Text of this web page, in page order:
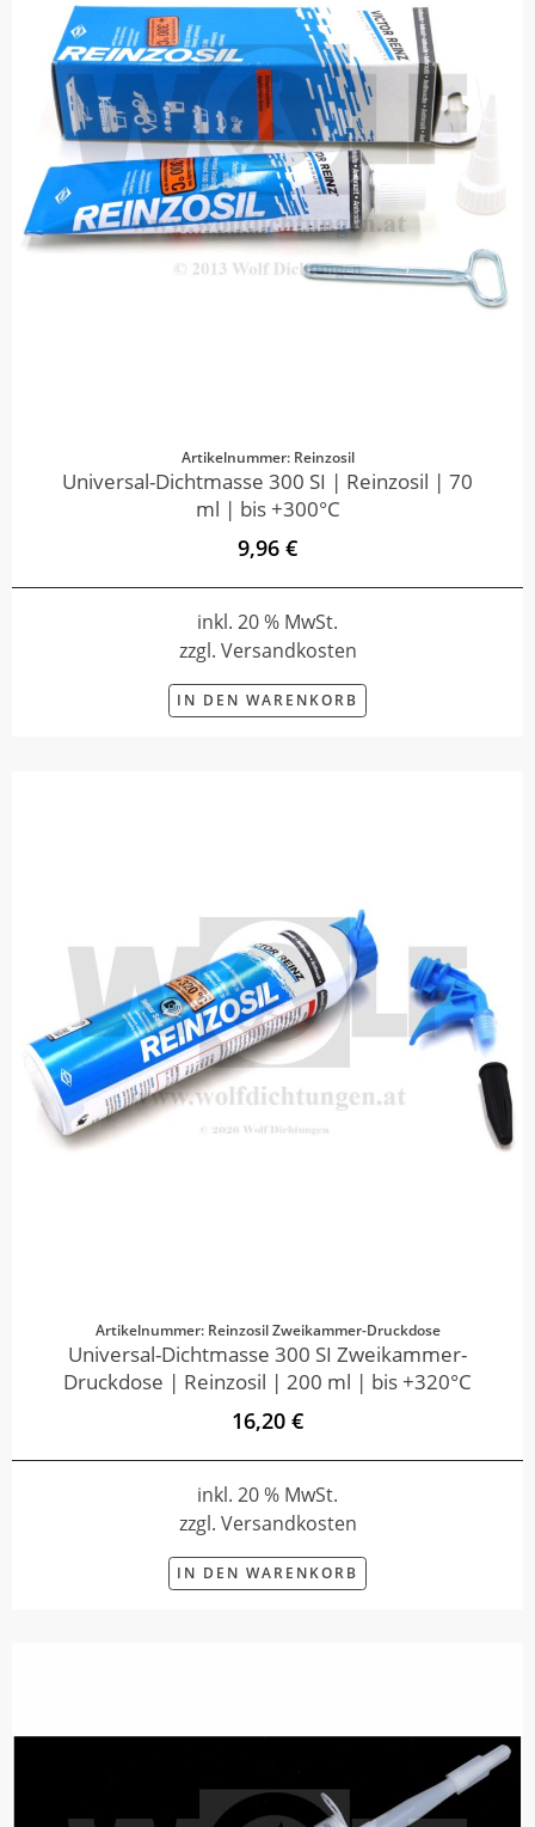
Artikelnummer: Reinzosil
Universal-Dichtmasse 300 SI | Reinzosil | 70
ml | bis +300°C
9,96 €
inkl. 20 % MwSt.
zzgl. Versandkosten
IN DEN WARENKORB
Artikelnummer: Reinzosil Zweikammer-Druckdose
Universal-Dichtmasse 300 SI Zweikammer-
Druckdose | Reinzosil | 200 ml | bis +320°C
16,20 €
inkl. 20 % MwSt.
zzgl. Versandkosten
IN DEN WARENKORB